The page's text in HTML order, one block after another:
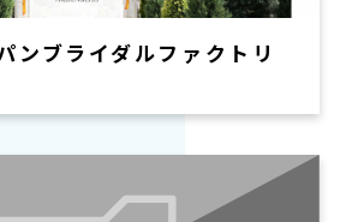
ンブライダルファクトリ